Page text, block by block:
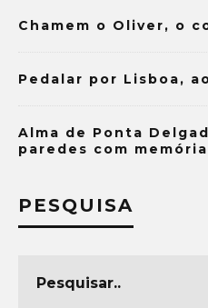
Chamem o Oliver, o
Pedalar por Lisboa,
Alma de Ponta
paredes com memória
PESQUISA